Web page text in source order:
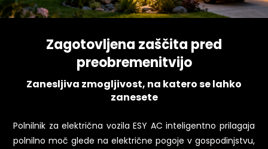
Zagotovljena zaščita pred
preobremenitvijo
Zanesljiva zmogljivost, na katero se lahko
zanesete
Polnilnik za električna vozila ESY AC inteligentno prilagaja
polnilno moč glede na električne pogoje v gospodinjstvu,